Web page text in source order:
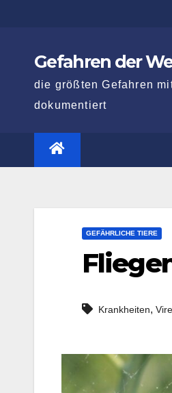
Gefahren der
die größten Gefahren
dokumentiert
GEFÄHRLICHE TIERE
Krankheiten,